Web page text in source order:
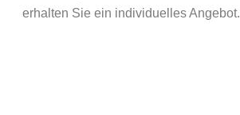
erhalten Sie ein individuelles Angebot.